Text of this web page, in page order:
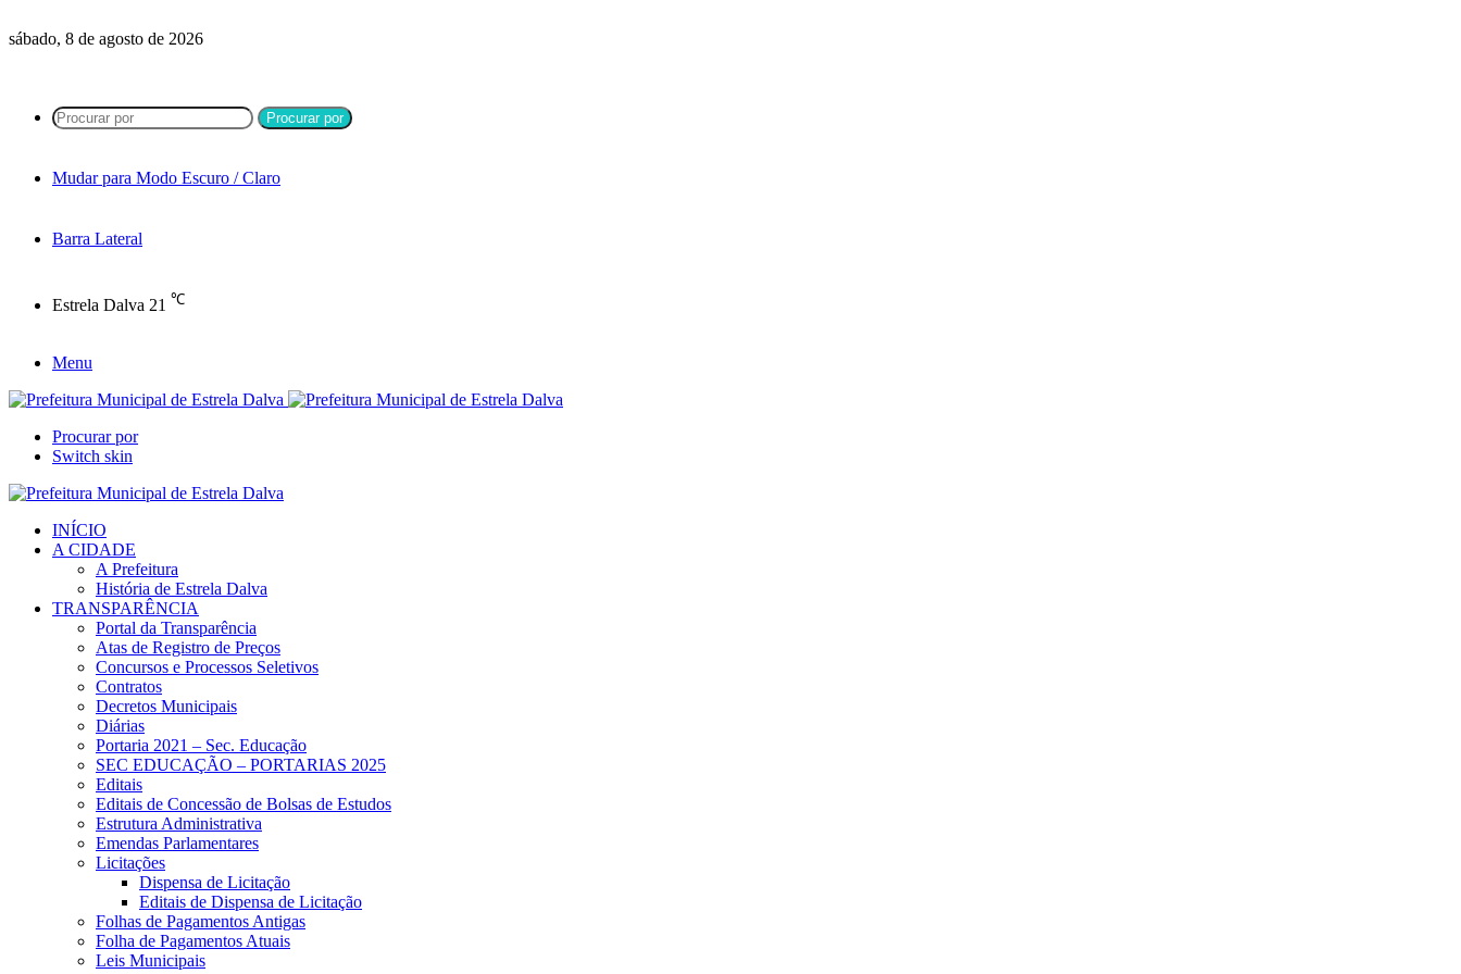
sábado, 8 de agosto de 2026
Procurar por
Mudar para Modo Escuro / Claro
Barra Lateral
Estrela Dalva 21 ℃
Menu
Procurar por
Switch skin
INÍCIO
A CIDADE
A Prefeitura
História de Estrela Dalva
TRANSPARÊNCIA
Portal da Transparência
Atas de Registro de Preços
Concursos e Processos Seletivos
Contratos
Decretos Municipais
Diárias
Portaria 2021 – Sec. Educação
SEC EDUCAÇÃO – PORTARIAS 2025
Editais
Editais de Concessão de Bolsas de Estudos
Estrutura Administrativa
Emendas Parlamentares
Licitações
Dispensa de Licitação
Editais de Dispensa de Licitação
Folhas de Pagamentos Antigas
Folha de Pagamentos Atuais
Leis Municipais